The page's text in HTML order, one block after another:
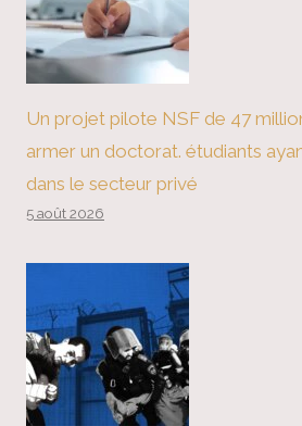
Un projet pilote NSF de 47
armer un doctorat. étudiants
dans le secteur privé
5 août 2026